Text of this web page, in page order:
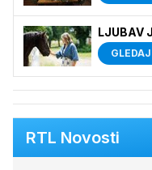
LJUBAV
RTL Novosti